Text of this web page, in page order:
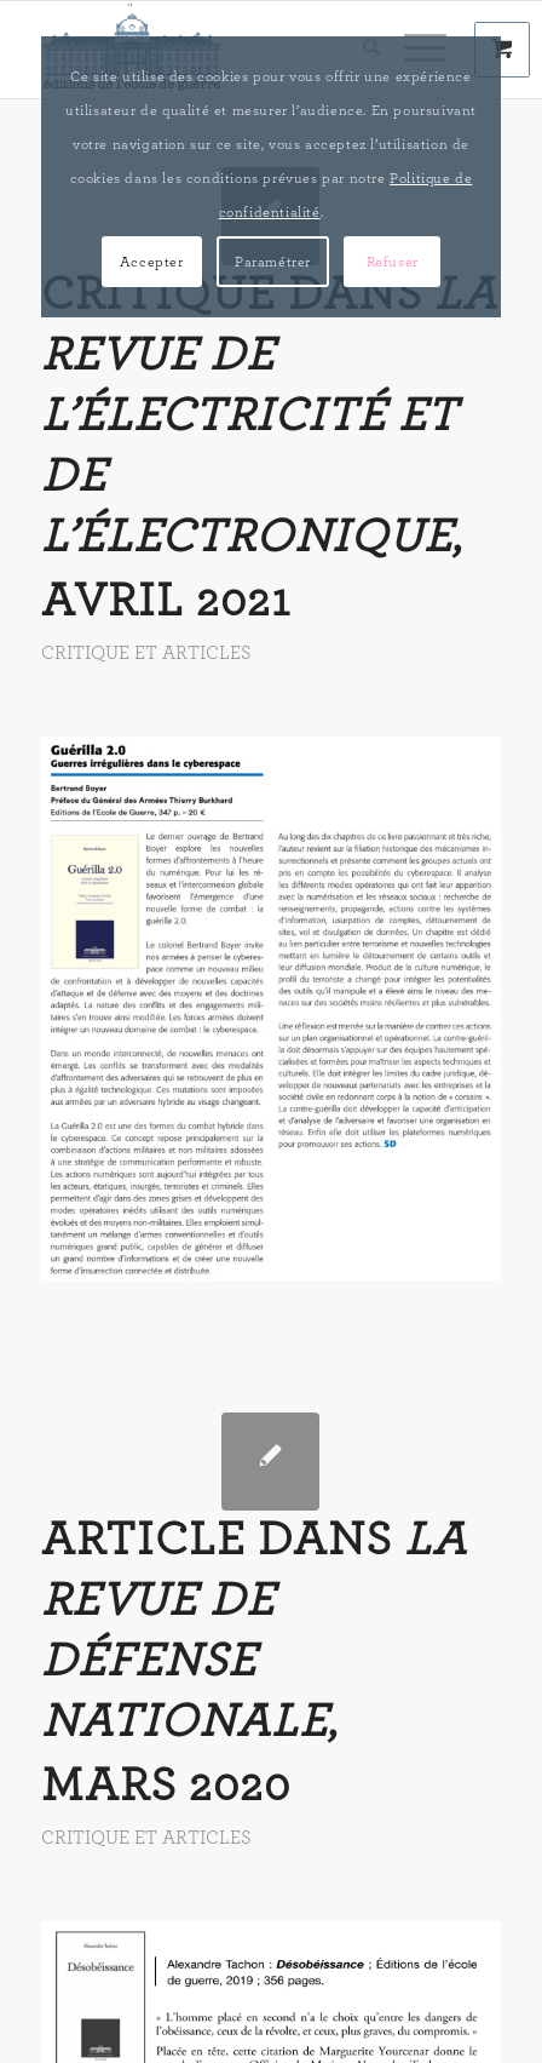
CRITIQUE DANSLA
REVUE DE
L’ÉLECTRICITÉ ET
DE
L’ÉLECTRONIQUE,
AVRIL 2021
CRITIQUE ET ARTICLES
ARTICLE DANS LA
REVUE DE
DÉFENSE
NATIONALE,
MARS 2020
CRITIQUE ET ARTICLES
Ce site utilise des cookies pour vous offrir une expérience
utilisateur de qualité et mesurer l’audience. En poursuivant
votre navigation sur ce site, vous acceptez l’utilisation de
cookies dans les conditions prévues par notrePolitique de
confidentialité
Accepter Paramétrer Refuser